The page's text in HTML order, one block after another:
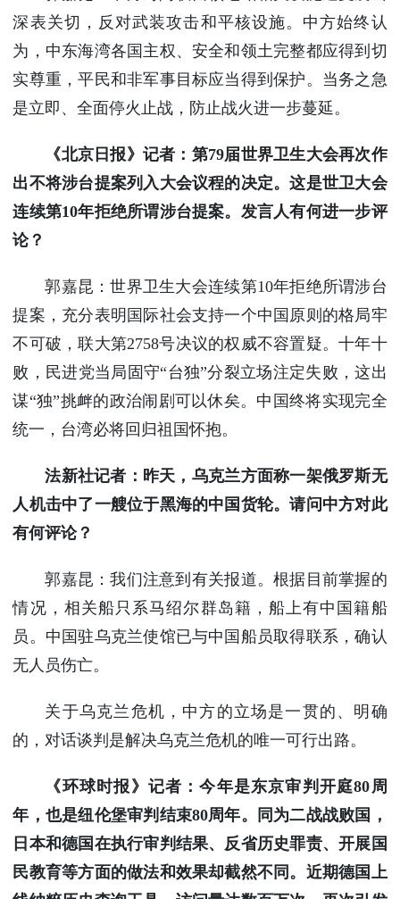
深表关切，反对武装攻击和平核设施。中方始终认
为，中东海湾各国主权、安全和领土完整都应得到切
实尊重，平民和非军事目标应当得到保护。当务之急
是立即、全面停火止战，防止战火进一步蔓延。
《北京日报》记者：第79届世界卫生大会再次作
出不将涉台提案列入大会议程的决定。这是世卫大会
连续第10年拒绝所谓涉台提案。发言人有何进一步评
论？
郭嘉昆：世界卫生大会连续第10年拒绝所谓涉台
提案，充分表明国际社会支持一个中国原则的格局牢
不可破，联大第2758号决议的权威不容置疑。十年十
败，民进党当局固守“台独”分裂立场注定失败，这出
谋“独”挑衅的政治闹剧可以休矣。中国终将实现完全
统一，台湾必将回归祖国怀抱。
法新社记者：昨天，乌克兰方面称一架俄罗斯无
人机击中了一艘位于黑海的中国货轮。请问中方对此
有何评论？
郭嘉昆：我们注意到有关报道。根据目前掌握的
情况，相关船只系马绍尔群岛籍，船上有中国籍船
员。中国驻乌克兰使馆已与中国船员取得联系，确认
无人员伤亡。
关于乌克兰危机，中方的立场是一贯的、明确
的，对话谈判是解决乌克兰危机的唯一可行出路。
《环球时报》记者：今年是东京审判开庭80周
年，也是纽伦堡审判结束80周年。同为二战战败国，
日本和德国在执行审判结果、反省历史罪责、开展国
民教育等方面的做法和效果却截然不同。近期德国上